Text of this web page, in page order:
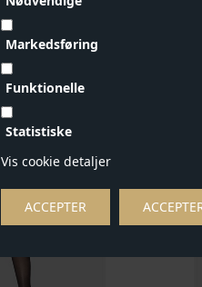
Markedsføring
Funktionelle
Statistiske
Vis cookie detaljer